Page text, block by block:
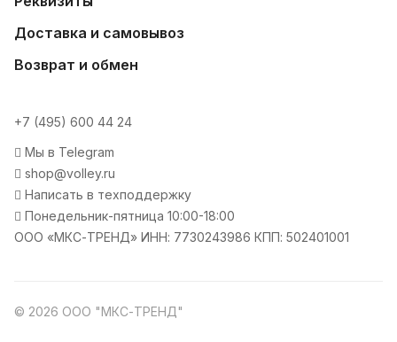
Доставка и самовывоз
Возврат и обмен
+7 (495) 600 44 24
Мы в Telegram
shop@volley.ru
Написать в техподдержку
Понедельник-пятница 10:00-18:00
ООО «МКС-ТРЕНД» ИНН: 7730243986 КПП: 502401001
© 2026 ООО "МКС-ТРЕНД"